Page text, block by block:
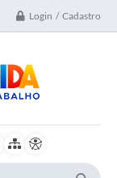
Login / Cadastro